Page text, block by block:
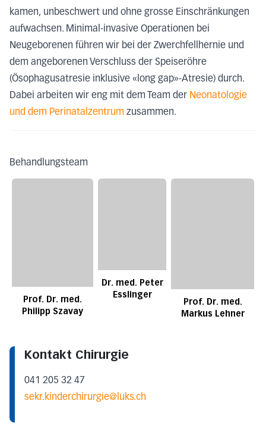
kamen, unbeschwert und ohne grosse Einschränkungen
aufwachsen. Minimal-invasive Operationen bei
Neugeborenen führen wir bei der Zwerchfellhernie und
dem angeborenen Verschluss der Speiseröhre
(Ösophagusatresie inklusive «long gap»-Atresie) durch.
Dabei arbeiten wir eng mit dem Team der Neonatologie
und dem Perinatalzentrum zusammen.
Behandlungsteam
Prof. Dr. med.
Philipp Szavay
Dr. med. Peter
Esslinger
Prof. Dr. med.
Markus Lehner
Kontakt Chirurgie
041 205 32 47
sekr.kinderchirurgie@luks.ch